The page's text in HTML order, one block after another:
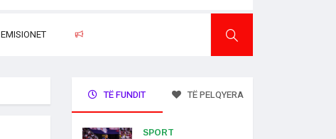
EMISIONET
TË FUNDIT TË PELQYERA
SPORT